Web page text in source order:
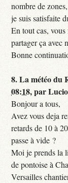
nombre de
je suis satisfaite
En tout cas,
partager ça avec
Bonne
8.La météo du
08:18,par
Bonjour a tous,
Avez vous deja
retards de 10 à
passe à vide ?
Moi je prends la
de pontoise à
Versailles